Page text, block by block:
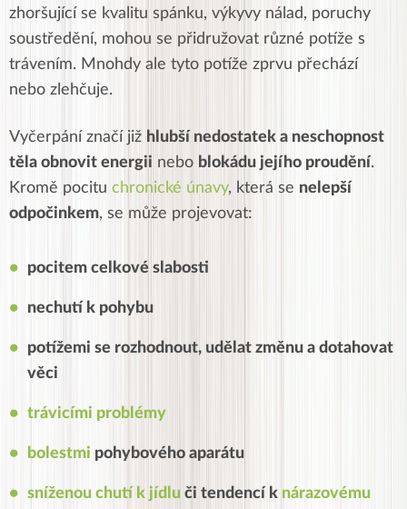
zhoršující se kvalitu spánku, výkyvy nálad, poruchy
soustředění, mohou se přidružovat různé potíže s
trávením. Mnohdy ale tyto potíže zprvu přechází
nebo zlehčuje.
Vyčerpání značí již hlubší nedostatek a neschopnost
těla obnovit energii nebo blokádu jejího proudění.
Kromě pocitu chronické únavy, která se nelepší
odpočinkem, se může projevovat:
pocitem celkové slabosti
nechutí k pohybu
potížemi se rozhodnout, udělat změnu a dotahovat
věci
trávicími problémy
bolestmi pohybového aparátu
sníženou chutí k jídlu či tendencí k nárazovému